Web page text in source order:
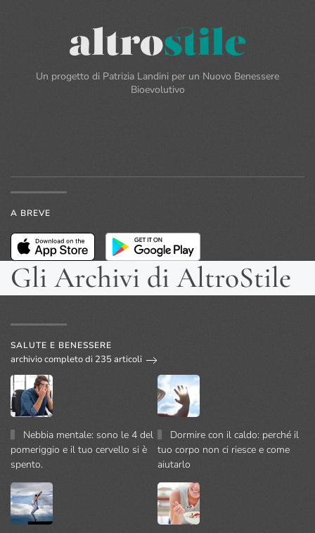
Un progetto di Patrizia Landini per un Nuovo Benessere
Bioevolutivo
A BREVE
Gli Archivi di AltroStile
SALUTE E BENESSERE
archivio completo di 235 articoli
Nebbia mentale: sono le 4 del
pomeriggio e il tuo cervello si è
spento.
Dormire con il caldo: perché il
tuo corpo non ci riesce e come
aiutarlo